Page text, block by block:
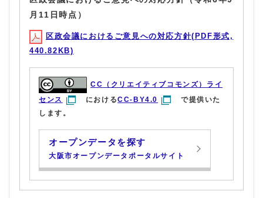
月11日時点）
区政会議におけるご意見への対応方針(PDF形式,
440.82KB)
CC（クリエイティブコモンズ）ライ
センス
におけるCC-BY4.0
で提供いた
します。
オープンデータを探す
大阪市オープンデータポータルサイト